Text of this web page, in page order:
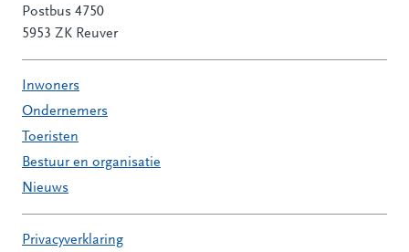
Postbus 4750
5953 ZK Reuver
Inwoners
Ondernemers
Toeristen
Bestuur en organisatie
Nieuws
Privacyverklaring